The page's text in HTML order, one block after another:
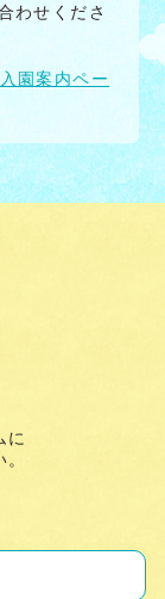
わせくださ
園案内ペー
に